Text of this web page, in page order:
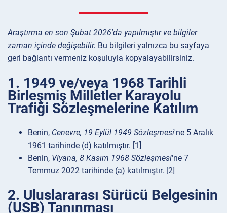
Araştırma en son Şubat 2026'da yapılmıştır ve bilgiler
zaman içinde değişebilir. Bu bilgileri yalnızca bu sayfaya
geri bağlantı vermeniz koşuluyla kopyalayabilirsiniz.
1. 1949 ve/veya 1968 Tarihli
Birleşmiş Milletler Karayolu
Trafiği Sözleşmelerine Katılım
Benin, Cenevre, 19 Eylül 1949 Sözleşmesi'ne 5 Aralık
1961 tarihinde (d) katılmıştır. [1]
Benin, Viyana, 8 Kasım 1968 Sözleşmesi'ne 7
Temmuz 2022 tarihinde (a) katılmıştır. [2]
2. Uluslararası Sürücü Belgesinin
(USB) Tanınması